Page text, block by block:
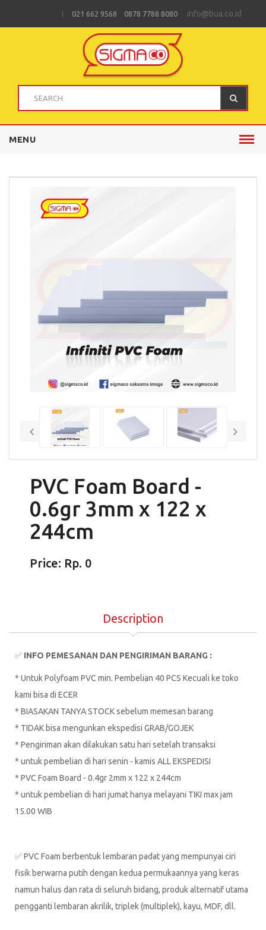
021 662 9568 0878 7788 8080 info@bua.co.id
MENU
PVC Foam Board -
0.6gr 3mm x 122 x
244cm
Price: Rp. 0
Description
✅ INFO PEMESANAN DAN PENGIRIMAN BARANG :
* Untuk Polyfoam PVC min. Pembelian 40 PCS Kecuali ke toko
kami bisa di ECER
* BIASAKAN TANYA STOCK sebelum memesan barang
* TIDAK bisa mengunkan ekspedisi GRAB/GOJEK
* Pengiriman akan dilakukan satu hari setelah transaksi
* untuk pembelian di hari senin - kamis ALL EKSPEDISI
* PVC Foam Board - 0.4gr 2mm x 122 x 244cm
* untuk pembelian di hari jumat hanya melayani TIKI max jam
15.00 WIB
✅ PVC Foam berbentuk lembaran padat yang mempunyai ciri
fisik berwarna putih dengan kedua permukaannya yang keras
namun halus dan rata di seluruh bidang, produk alternatif utama
pengganti lembaran akrilik, triplek (multiplek), kayu, MDF, dll.